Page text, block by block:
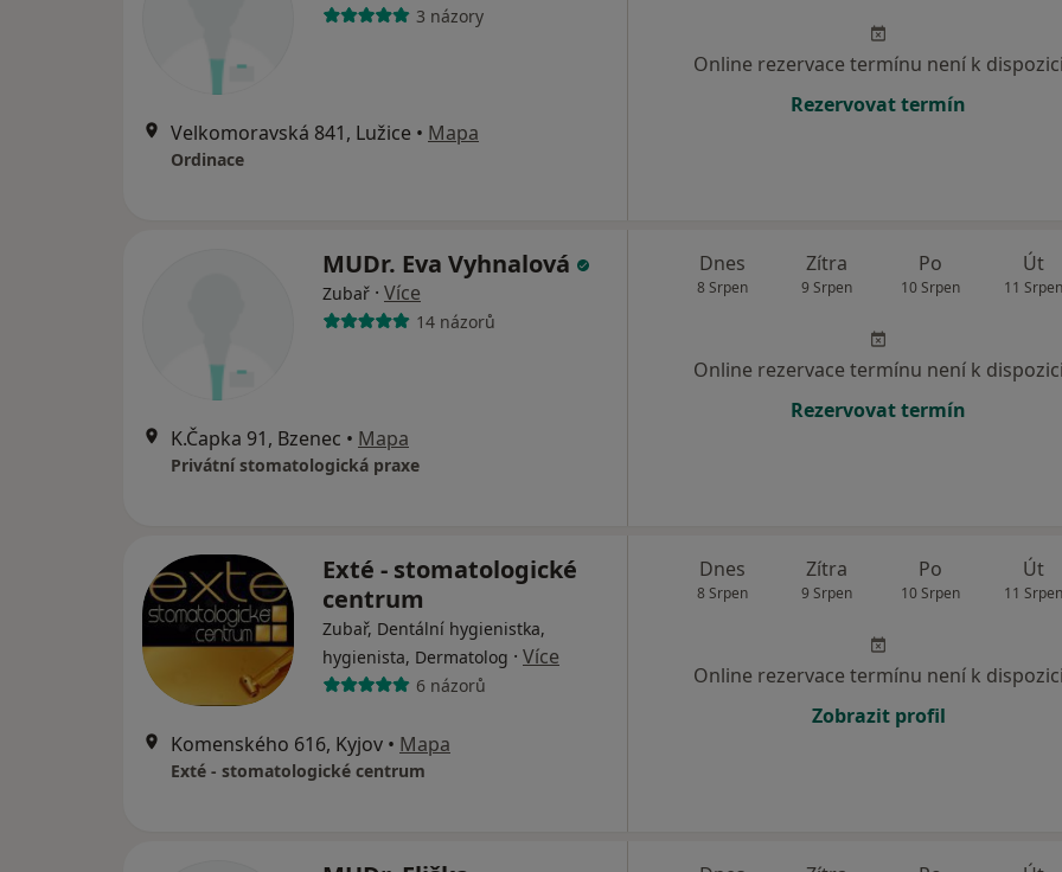
3 názory
Velkomoravská 841, Lužice • Mapa
Ordinace
Online rezervace termínu není k dispozici
Rezervovat termín
MUDr. Eva Vyhnalová
Zubař · Více
14 názorů
K.Čapka 91, Bzenec • Mapa
Privátní stomatologická praxe
Dnes
8 Srpen
Zítra
9 Srpen
Po
10 Srpen
Út
11 Srpen
Online rezervace termínu není k dispozici
Rezervovat termín
Exté - stomatologické
centrum
Zubař, Dentální hygienistka,
hygienista, Dermatolog · Více
6 názorů
Komenského 616, Kyjov • Mapa
Exté - stomatologické centrum
Dnes
8 Srpen
Zítra
9 Srpen
Po
10 Srpen
Út
11 Srpen
Online rezervace termínu není k dispozici
Zobrazit profil